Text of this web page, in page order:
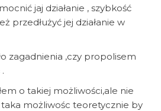
jaj działanie , szybkość
przedłużyć jej działanie w
zagadnienia ,czy propolisem
o takiej możliwości,ale nie
możliwośc teoretycznie by